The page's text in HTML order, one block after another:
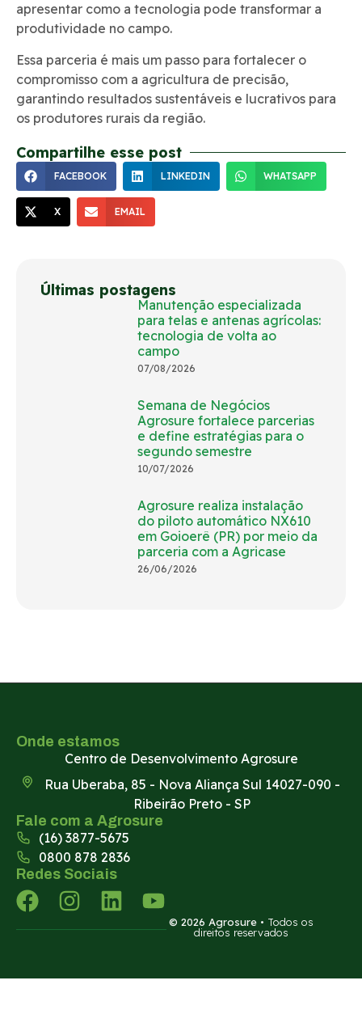
Últimas postagens
Manutenção especializada
para telas e antenas agrícolas:
tecnologia de volta ao
campo
07/08/2026
Semana de Negócios
Agrosure fortalece parcerias
e define estratégias para o
segundo semestre
10/07/2026
Agrosure realiza instalação
do piloto automático NX610
em Goioerê (PR) por meio da
parceria com a Agricase
26/06/2026
apresentar como a tecnologia pode transformar a
produtividade no campo.
Essa parceria é mais um passo para fortalecer o
compromisso com a agricultura de precisão,
garantindo resultados sustentáveis e lucrativos para
os produtores rurais da região.
Compartilhe esse post
FACEBOOK LINKEDIN WHATSAPP
X EMAIL
Onde estamos
Centro de Desenvolvimento Agrosure
Rua Uberaba, 85 - Nova Aliança Sul 14027-090 -
Ribeirão Preto - SP
Fale com a Agrosure
(16) 3877-5675
0800 878 2836
Redes Sociais
© 2026 Agrosure • Todos os
direitos reservados